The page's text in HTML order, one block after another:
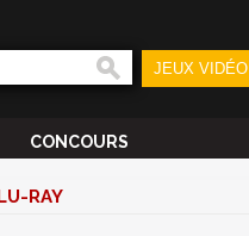
JEUX VIDÉO
CONCOURS
RAY